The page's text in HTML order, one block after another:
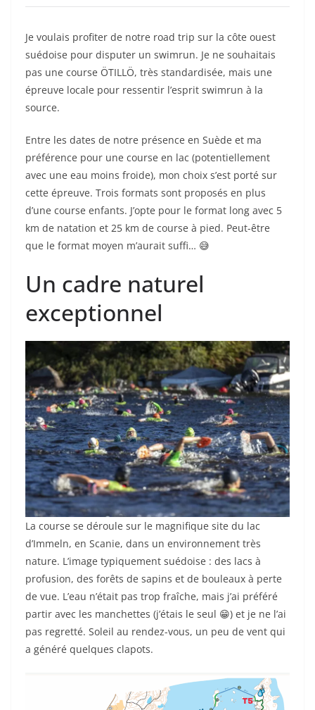
Je voulais profiter de notre road trip sur la côte ouest
suédoise pour disputer un swimrun. Je ne souhaitais
pas une course ÖTILLÖ, très standardisée, mais une
épreuve locale pour ressentir l’esprit swimrun à la
source.
Entre les dates de notre présence en Suède et ma
préférence pour une course en lac (potentiellement
avec une eau moins froide), mon choix s’est porté sur
cette épreuve. Trois formats sont proposés en plus
d’une course enfants. J’opte pour le format long avec 5
km de natation et 25 km de course à pied. Peut-être
que le format moyen m’aurait suffi… 😅
Un cadre naturel
exceptionnel
La course se déroule sur le magnifique site du lac
d’Immeln, en Scanie, dans un environnement très
nature. L’image typiquement suédoise : des lacs à
profusion, des forêts de sapins et de bouleaux à perte
de vue. L’eau n’était pas trop fraîche, mais j’ai préféré
partir avec les manchettes (j’étais le seul 😁) et je ne l’ai
pas regretté. Soleil au rendez-vous, un peu de vent qui
a généré quelques clapots.